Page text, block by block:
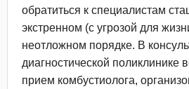
обратиться к специалистам
экстренном (с угрозой для
неотложном порядке. В
диагностической поликлинике
прием комбустиолога,